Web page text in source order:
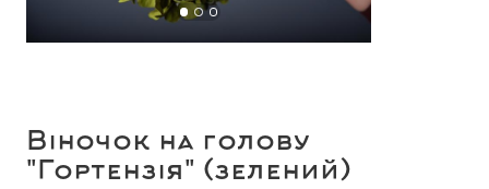
Віночок на голову
"Гортензія" (зелений)